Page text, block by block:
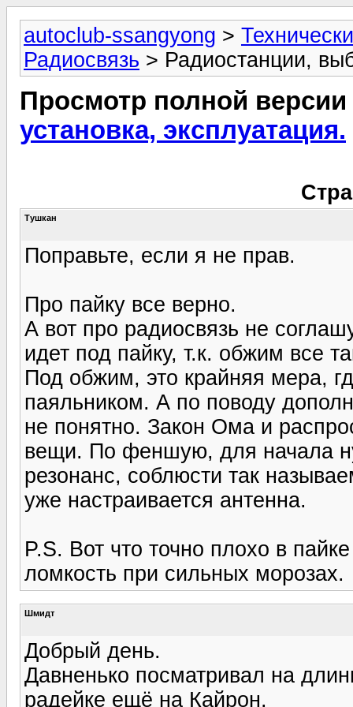
autoclub-ssangyong >
Радиосвязь > Радиостанции,
Просмотр полной
установка, эксплуатация.
Tушкан
Поправьте, если я не прав.
Про пайку все верно.
А вот про радиосвязь не
идет под пайку, т.к. обжим все
Под обжим, это крайняя мера,
паяльником. А по поводу
не понятно. Закон Ома и
вещи. По феншую, для начала
резонанс, соблюсти так
уже настраивается антенна.
P.S. Вот что точно плохо в
ломкость при сильных морозах.
Шмидт
Добрый день.
Давненько посматривал на
радейке ещё на Кайрон.